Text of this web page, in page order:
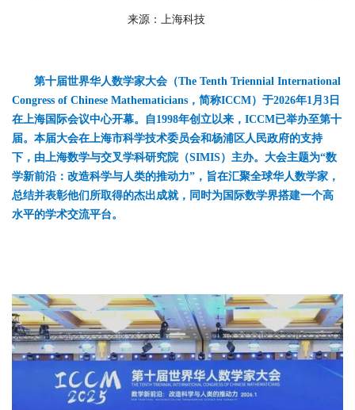
来源：上海科技
第十届世界华人数学家大会（The Tenth Triennial International
Congress of Chinese Mathematicians，简称ICCM）于2026年1月3日
在上海国际会议中心开幕。自1998年创立以来，ICCM已举办至第十
届。本届大会在上海市科学技术委员会和杨浦区人民政府的支持
下，由上海数学与交叉学科研究院（SIMIS）主办。大会主题为“数
学新前沿：改造科学与人类的推动力”，旨在汇聚全球华人数学家，
总结并表彰他们所取得的杰出成就，同时为国际数学界搭建一个高
水平的学术交流平台。